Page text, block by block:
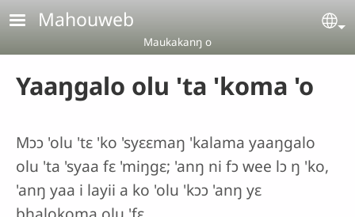
Aller au contenu principal
Mahouweb
Maukakanŋ o
Yaaŋgalo olu 'ta 'koma 'o
Mɔɔ 'olu 'tɛ 'ko 'syɛɛmaŋ 'kalama yaaŋgalo
olu 'ta 'syaa fɛ 'miŋgɛ; 'anŋ ni fɔ wee lɔ ŋ 'ko,
'anŋ yaa i layii a ko 'olu 'kɔɔ 'anŋ yɛ